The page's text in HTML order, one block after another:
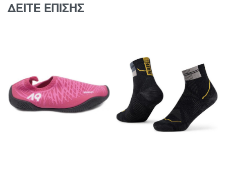
ΔΕΙΤΕ ΕΠΙΣΗΣ